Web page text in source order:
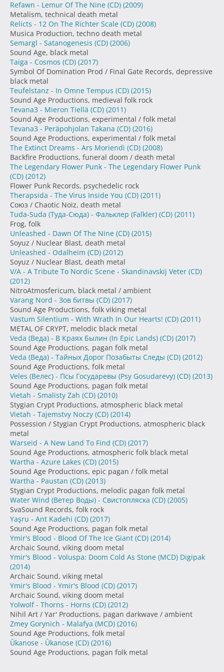
Refawn - Lemur Of The Nine (CD) (2009)
Metalism, technical death metal
Relicts - 12 On The Richter Scale (CD) (2008)
Musica Production, techno death metal
Semargl - Satanogenesis (CD) (2006)
Sound Age, black metal
Taiga - Cosmos (CD) (2017)
Symbol Of Domination Prod / Final Gate Records, depressive
black metal
Teufelstanz - In Omne Tempus (CD) (2015)
Sound Age Productions, medieval folk rock
Tevana3 - Mieron Tiellä (CD) (2011)
Sound Age Productions, experimental / folk metal
Tevana3 - Peräpohjolan Takana (CD) (2016)
Sound Age Productions, experimental / folk metal
The Extinct Dreams - Ars Moriendi (CD) (2008)
Backfire Productions, funeral doom / death metal
The Legendary Flower Punk - The Legendary Flower Punk
(CD) (2012)
Flower Punk Records, psychedelic rock
Therapsida - The Virus Inside You (CD) (2011)
Союз / Chaotic Noiz, death metal
Tuda-Suda (Туда-Сюда) - Фальклер (Falkler) (CD) (2011)
Frog, folk
Unleashed - Dawn Of The Nine (CD) (2015)
Soyuz / Nuclear Blast, death metal
Unleashed - Odalheim (CD) (2012)
Soyuz / Nuclear Blast, death metal
V/A - A Tribute To Nordic Scene - Skandinavskij Veter (CD)
(2012)
NitroAtmosfericum, black metal / ambient
Varang Nord - Зов битвы (CD) (2017)
Sound Age Productions, folk viking metal
Vastum Silentium - With Wrath In Our Hearts! (CD) (2011)
METAL OF CRYPT, melodic black metal
Veda (Веда) - В Краях Былин (In Epic Lands) (CD) (2017)
Sound Age Productions, pagan folk metal
Veda (Веда) - Тайных Дорог Позабыты Следы (CD) (2012)
Sound Age Productions, folk metal
Veles (Велес) - Псы Государевы (Psy Gosudarevy) (CD) (2013)
Sound Age Productions, pagan folk metal
Vietah - Smalisty Zah (CD) (2010)
Stygian Crypt Productions, atmospheric black metal
Vietah - Tajemstvy Noczy (CD) (2014)
Possession / Stygian Crypt Productions, atmospheric black
metal
Warseid - A New Land To Find (CD) (2017)
Sound Age Productions, atmospheric folk black metal
Wartha - Azure Lakes (CD) (2015)
Sound Age Productions, epic pagan / folk metal
Wartha - Paustan (CD) (2013)
Stygian Crypt Productions, melodic pagan folk metal
Water Wind (Ветер Воды) - Свистопляска (CD) (2005)
SvaSound Records, folk rock
Yaşru - Ant Kadehi (CD) (2017)
Sound Age Productions, pagan folk metal
Ymir's Blood - Blood Of The Ice Giant (CD) (2014)
Archaic Sound, viking doom metal
Ymir's Blood - Voluspa: Doom Cold As Stone (MCD) Digipak
(2014)
Archaic Sound, viking metal
Ymir's Blood - Ymir's Blood (CD) (2017)
Archaic Sound, viking doom metal
Yolwolf - Thorns - Horns (CD) (2012)
Nihil Art / Yar' Productions, pagan darkwave / ambient
Zmey Gorynich - Malafya (MCD) (2016)
Sound Age Productions, folk metal
Ūkanose - Ūkanose (CD) (2016)
Sound Age Productions, pagan folk metal